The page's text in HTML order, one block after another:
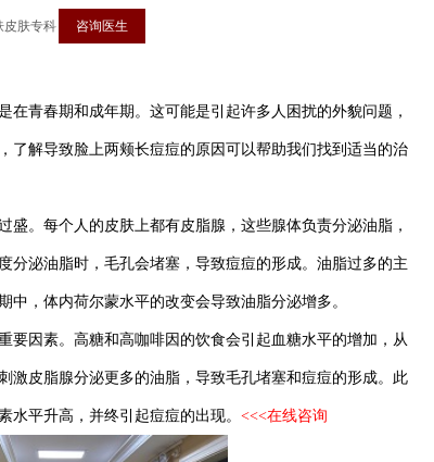
皮肤专科 咨询医生
青春期和成年期。这可能是引起许多人困扰的外貌问题，
了解导致脸上两颊长痘痘的原因可以帮助我们找到适当的治
。每个人的皮肤上都有皮脂腺，这些腺体负责分泌油脂，
分泌油脂时，毛孔会堵塞，导致痘痘的形成。油脂过多的主
，体内荷尔蒙水平的改变会导致油脂分泌增多。
因素。高糖和高咖啡因的饮食会引起血糖水平的增加，从
激皮脂腺分泌更多的油脂，导致毛孔堵塞和痘痘的形成。此
水平升高，并终引起痘痘的出现。 <<<在线咨询